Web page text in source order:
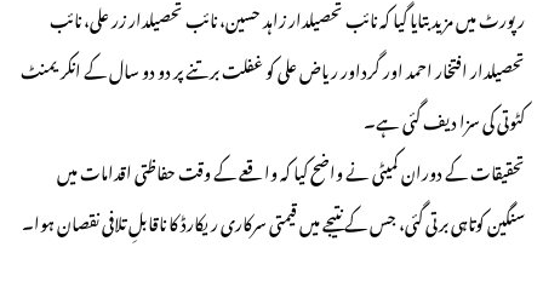
رپورٹ میں مزید بتایا گیا کہ نائب تحصیلدار زاہد حسین، نائب تحصیلدار زر علی، نائب
تحصیلدار افتخار احمد اور گرداور ریاض علی کو غفلت برتنے پر دو دو سال کے انکریمنٹ
کٹوتی کی سزا دیف گئی ہے۔
تحقیقات کے دوران کمیٹی نے واضح کیا کہ واقعے کے وقت حفاظتی اقدامات میں
سنگین کوتاہی برتی گئی، جس کے نتیجے میں قیمتی سرکاری ریکارڈ کا ناقابلِ تلافی نقصان ہوا۔